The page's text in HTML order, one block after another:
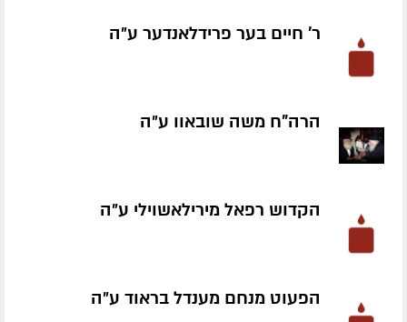
ר' חיים בער פרידלאנדער ע״ה
הרה"ח משה שובאוו ע״ה
הקדוש רפאל מירילאשוילי ע״ה
הפעוט מנחם מענדל בראוד ע״ה